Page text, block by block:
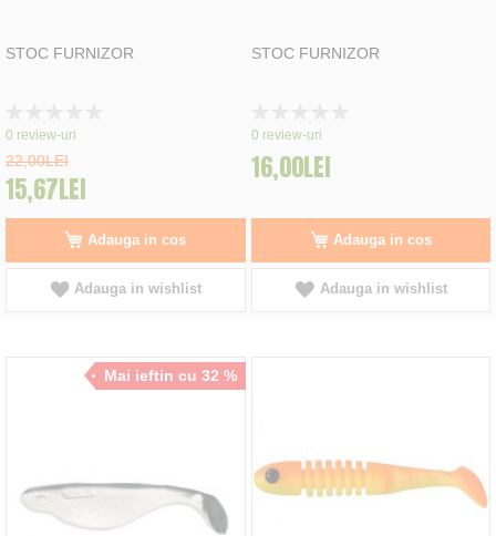
STOC FURNIZOR
0%
0 review-uri
22,00LEI
15,67LEI
Adauga in cos
Adauga in wishlist
STOC FURNIZOR
0%
0 review-uri
16,00LEI
Adauga in cos
Adauga in wishlist
Mai ieftin cu 32 %